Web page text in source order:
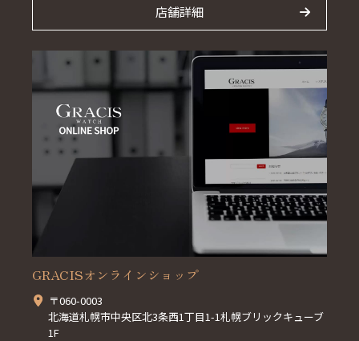
店舗詳細
GRACISオンラインショップ
〒060-0003
北海道札幌市中央区北3条西1丁目1-1札幌ブリックキューブ
1F